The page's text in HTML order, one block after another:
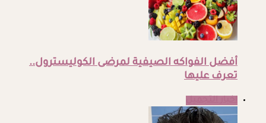
أفضل الفواكه الصيفية لمرضى الكوليسترول..
تعرف عليها